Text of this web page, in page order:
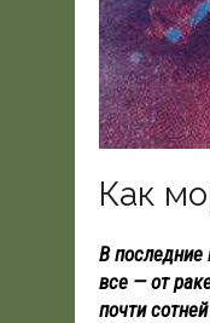
Как
В последние
все — от
почти